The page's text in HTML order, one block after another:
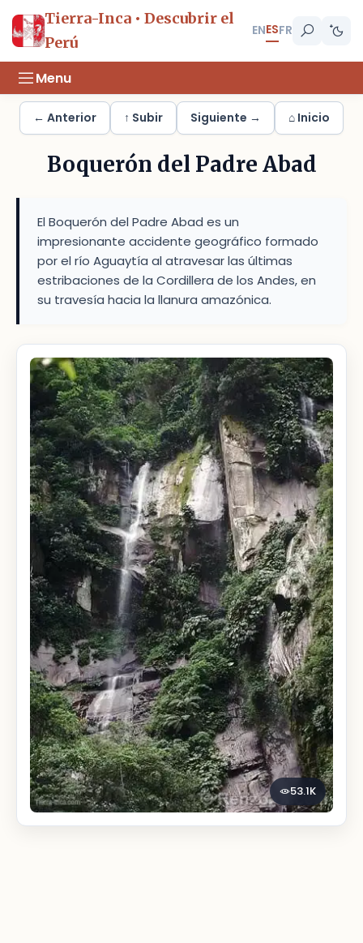
Tierra-Inca • Descubrir el
Perú
ENESFR
Menu
← Anterior ↑ Subir Siguiente → ⌂ Inicio
Boquerón del Padre Abad
El Boquerón del Padre Abad es un
impresionante accidente geográfico formado
por el río Aguaytía al atravesar las últimas
estribaciones de la Cordillera de los Andes, en
su travesía hacia la llanura amazónica.
53.1K